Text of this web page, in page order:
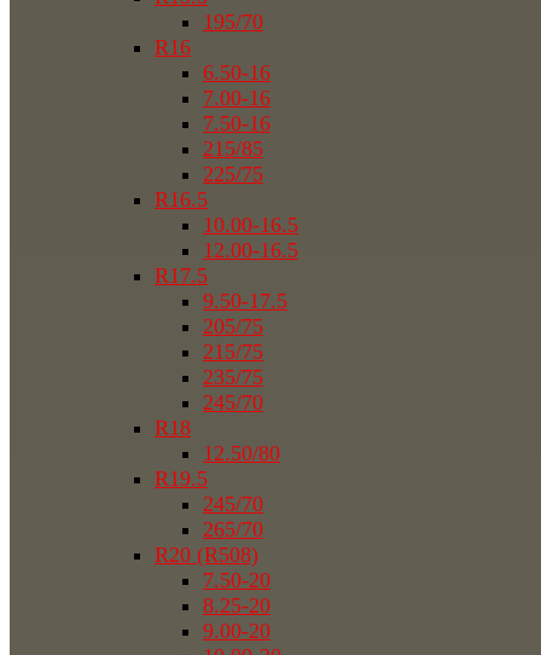
195/70
R16
6.50-16
7.00-16
7.50-16
215/85
225/75
R16.5
10.00-16.5
12.00-16.5
R17.5
9.50-17.5
205/75
215/75
235/75
245/70
R18
12.50/80
R19.5
245/70
265/70
R20 (R508)
7.50-20
8.25-20
9.00-20